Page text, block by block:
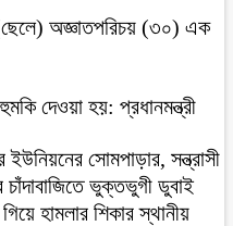
অজ্ঞাতপরিচয় (৩০) এক
দেওয়া হয়: প্রধানমন্ত্রী
ইউনিয়নের সোমপাড়ার, সন্ত্রাসী
চাঁদাবাজিতে ভুক্তভুগী ডুবাই
হামলার শিকার স্থানীয়